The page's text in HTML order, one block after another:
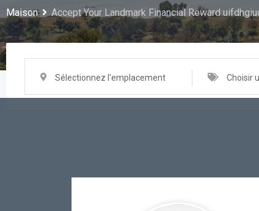
Maison Accept Your Landmark Financial Reward
Sélectionnez l'emplacement Choisir